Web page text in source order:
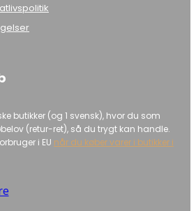
butikker (og 1 svensk), hvor du som
(retur-ret), så du trygt kan handle.
i EU når du køber varer i butikker i